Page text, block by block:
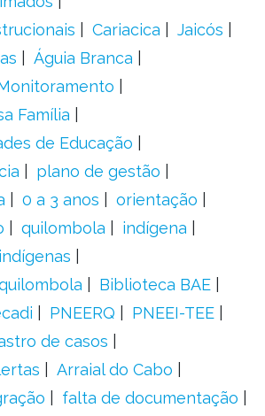
Cariacica
Jaicós
Águia Branca
Família
de Educação
plano de gestão
0 a 3 anos
orientação
quilombola
indígena
Biblioteca BAE
PNEERQ
PNEEI-TEE
de casos
Arraial do Cabo
falta de documentação